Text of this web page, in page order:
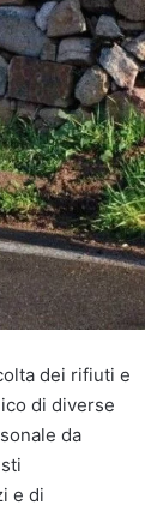
dei rifiuti e
di diverse
da
e di